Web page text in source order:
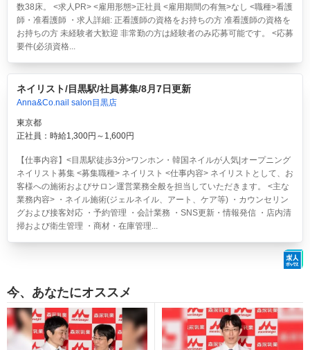
数38床。 <求人PR> <雇用形態>正社員 <雇用期間の有無>なし <職種>看護
師・准看護師 ・求人詳細: 正看護師の資格をお持ちの方 准看護師の資格を
お持ちの方 未経験者大歓迎 非常勤の方は経験者のみ応募可能です。 <応募
要件(必須資格...
ネイリスト/目黒駅/社員募集/8月7日更新
Anna&Co.nail salon目黒店
東京都
正社員：時給1,300円～1,600円
【仕事内容】<目黒駅徒歩3分>ワンホン・韓国ネイルが人気|オープニング
ネイリスト募集 <募集職種> ネイリスト <仕事内容> ネイリストとして、お
客様への施術およびサロン運営業務全般を担当していただきます。 <主な
業務内容> ・ネイル施術(ジェルネイル、アート、ケア等) ・カウンセリン
グおよび接客対応 ・予約管理 ・会計業務 ・SNS更新・情報発信 ・店内清
掃および衛生管理 ・商材・在庫管理...
今、あなたにオススメ